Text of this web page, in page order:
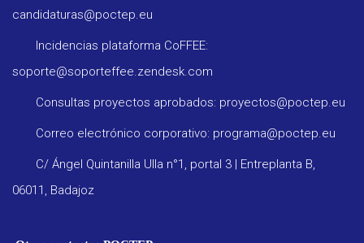
candidaturas@poctep.eu
Incidencias plataforma CoFFEE:
soporte@soporteffee.zendesk.com
Consultas proyectos aprobados: proyectos@poctep.eu
Correo electrónico corporativo: programa@poctep.eu
C/ Ángel Quintanilla Ulla n°1, portal 3 | Entreplanta B,
06011, Badajoz